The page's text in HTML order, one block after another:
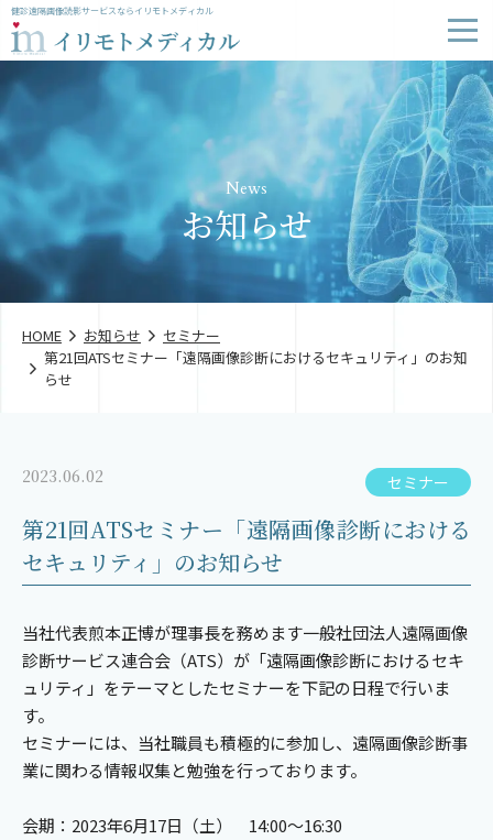
健診遠隔画像読影サービスならイリモトメディカル
News
お知らせ
HOME お知らせ
セミナー
第21回ATSセミナー「遠隔画像診断におけるセキュリティ」のお知
らせ
2023.06.02 セミナー
第21回ATSセミナー「遠隔画像診断における
セキュリティ」のお知らせ
当社代表煎本正博が理事長を務めます一般社団法人遠隔画像
診断サービス連合会（ATS）が「遠隔画像診断におけるセキ
ュリティ」をテーマとしたセミナーを下記の日程で行いま
す。
セミナーには、当社職員も積極的に参加し、遠隔画像診断事
業に関わる情報収集と勉強を行っております。
会期：2023年6月17日（土） 14:00～16:30